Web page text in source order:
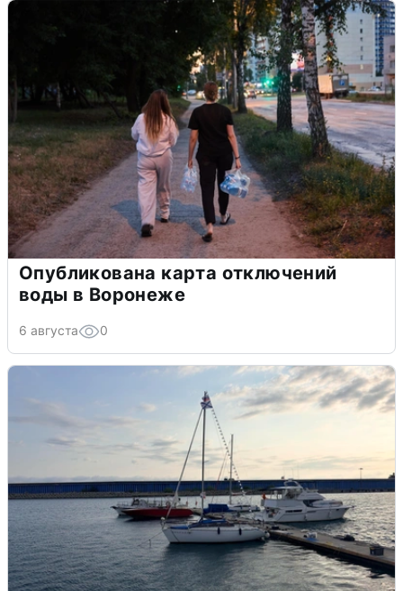
Опубликована карта отключений
воды в Воронеже
6 августа 0